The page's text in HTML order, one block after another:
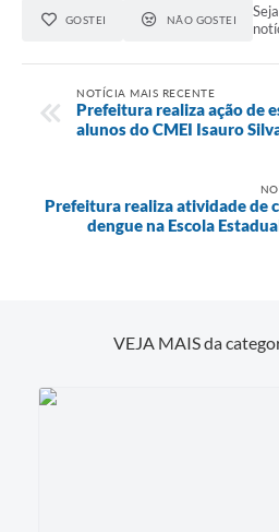
GOSTEI NÃO GOSTEI
NOTÍCIA MAIS RECENTE
Prefeitura realiza ação de
alunos do CMEI Isauro
Prefeitura realiza atividade de
dengue na Escola
VEJA MAIS da